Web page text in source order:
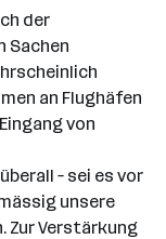
der
Sachen
an Flughäfen
von
– sei es vor
unsere
Zur Verstärkung